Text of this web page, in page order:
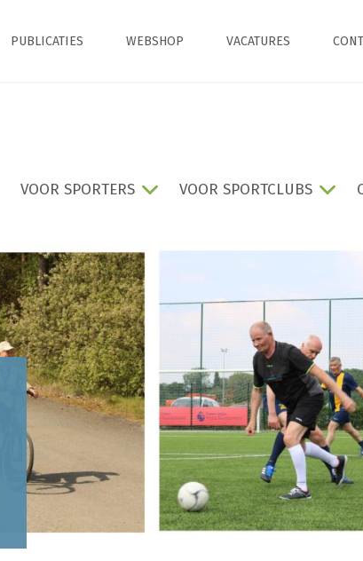
PUBLICATIES WEBSHOP VACATURES
VOOR SPORTERS VOOR SPORTCLUBS